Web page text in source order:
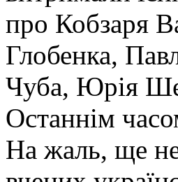
про Кобзаря
Глобенка,
Чуба, Юрія
Останнім
На жаль, ще не